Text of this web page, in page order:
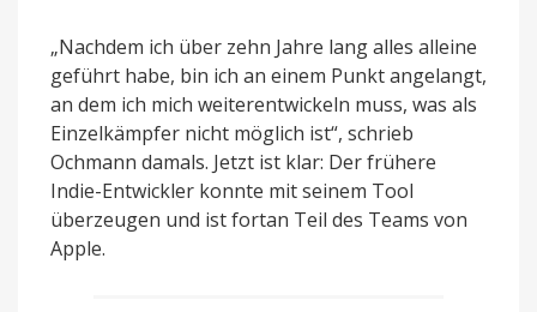
„Nachdem ich über zehn Jahre lang alles alleine
geführt habe, bin ich an einem Punkt angelangt,
an dem ich mich weiterentwickeln muss, was als
Einzelkämpfer nicht möglich ist“, schrieb
Ochmann damals. Jetzt ist klar: Der frühere
Indie-Entwickler konnte mit seinem Tool
überzeugen und ist fortan Teil des Teams von
Apple.